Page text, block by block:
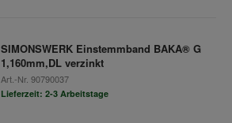
SIMONSWERK Einstemmband BAKA® G
1,160mm,DL verzinkt
Art.-Nr. 90790037
Lieferzeit: 2-3 Arbeitstage